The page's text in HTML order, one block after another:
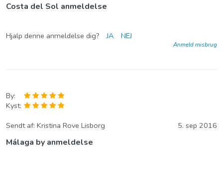
Costa del Sol anmeldelse
Hjalp denne anmeldelse dig? JA NEJ
Anmeld misbrug
By:
Kyst:
Sendt af: Kristina Rove Lisborg 5. sep 2016
Málaga by anmeldelse